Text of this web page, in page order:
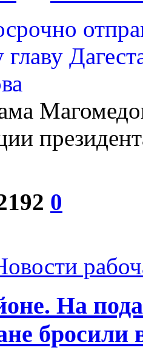
0
На
бросили